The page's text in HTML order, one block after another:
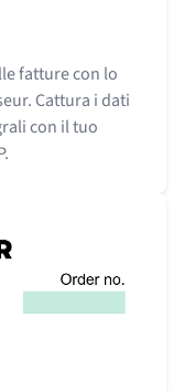
fatture con lo
Cattura i dati
con il tuo